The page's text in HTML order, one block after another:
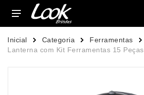
Inicial Categoria
Ferramentas
Lanterna com Kit Ferramentas 15 Peças